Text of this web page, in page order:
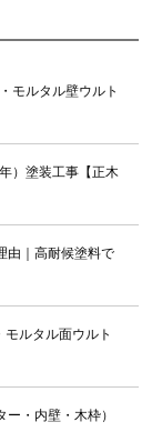
モルタル壁ウルト
）塗装工事【正木
由｜高耐候塗料で
ルタル面ウルト
・内壁・木枠）